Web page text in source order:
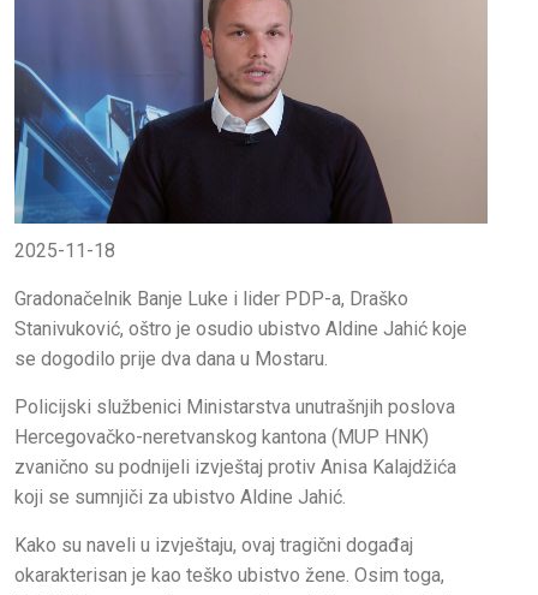
2025-11-18
Gradonačelnik Banje Luke i lider PDP-a, Draško
Stanivuković, oštro je osudio ubistvo Aldine Jahić koje
se dogodilo prije dva dana u Mostaru.
Policijski službenici Ministarstva unutrašnjih poslova
Hercegovačko-neretvanskog kantona (MUP HNK)
zvanično su podnijeli izvještaj protiv Anisa Kalajdžića
koji se sumnjiči za ubistvo Aldine Jahić.
Kako su naveli u izvještaju, ovaj tragični događaj
okarakterisan je kao teško ubistvo žene. Osim toga,